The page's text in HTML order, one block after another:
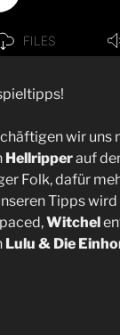
wir uns
Hellripperauf
Folk, dafür
Tipps wird
Witchel
Lulu & Die